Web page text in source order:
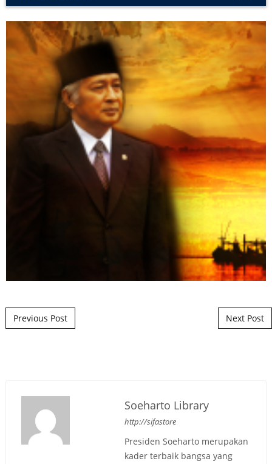
Post navigation
Previous Post Next Post
Soeharto Library
http://sifastore
Presiden Soeharto merupakan
kader terbaik bangsa yang